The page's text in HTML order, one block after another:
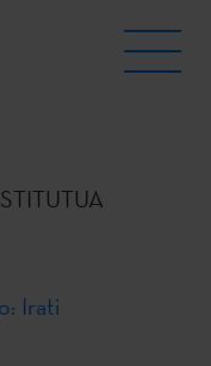
Irati